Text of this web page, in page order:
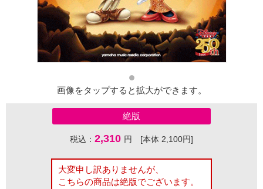
画像をタップすると拡大ができます。
絶版
税込： 2,310 円 [本体 2,100円]
大変申し訳ありませんが、
こちらの商品は絶版でございます。